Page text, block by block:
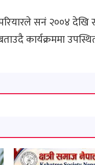
परियारले सनं २००४
कार्यक्रममा